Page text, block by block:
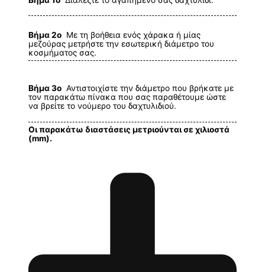
Βήμα 2ο Με τη βοήθεια ενός χάρακα ή μίας
μεζούρας μετρήστε την εσωτερική διάμετρο του
κοσμήματος σας.
Βήμα 3ο Αντιστοιχίστε την διάμετρο που βρήκατε με
τον παρακάτω πίνακα που σας παραθέτουμε ώστε
να βρείτε το νούμερο του δαχτυλιδιού.
Οι παρακάτω διαστάσεις μετριούνται σε χιλιοστά
(mm).